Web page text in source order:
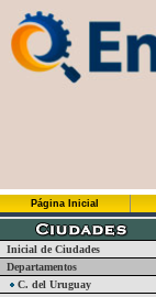
Página Inicial
Inicial de Ciudades
Departamentos
C. del Uruguay